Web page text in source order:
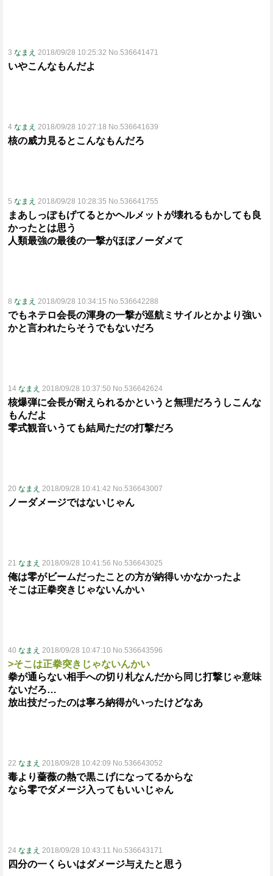
3 なまえ 2018/09/28 10:25:32 No.536641471
いやこんなもんだよ
4 なまえ 2018/09/28 10:27:18 No.536641639
核の威力見るとこんなもんだろ
5 なまえ 2018/09/28 10:28:35 No.536641755
まあしっぽもげてるとかヘルメットが壊れるもかしても良
かったとは思う
人類最強の最後の一撃がほぼノーダメて
8 なまえ 2018/09/28 10:34:15 No.536642288
でもネテロ会長の渾身の一撃が巡航ミサイルとかより強い
かと言われたらそうでもないだろ
14 なまえ 2018/09/28 10:37:50 No.536642624
核爆弾に会長が耐えられるかというと無理だろうしこんな
もんだよ
零式観音いうても結局ただの打撃だろ
20 なまえ 2018/09/28 10:41:42 No.536643007
ノーダメージではないじゃん
21 なまえ 2018/09/28 10:41:56 No.536643025
俺は零がビームだったことの方が納得いかなかったよ
そこは正拳突きじゃないんかい
40 なまえ 2018/09/28 10:47:10 No.536643596
>そこは正拳突きじゃないんかい
拳が通らない相手への切り札なんだから同じ打撃じゃ意味
ないだろ…
放出技だったのは寧ろ納得がいったけどなあ
22 なまえ 2018/09/28 10:42:09 No.536643052
毒より薔薇の熱で黒こげになってるからな
なら零でダメージ入ってもいいじゃん
24 なまえ 2018/09/28 10:43:11 No.536643171
四分の一くらいはダメージ与えたと思う